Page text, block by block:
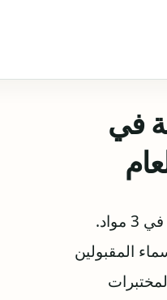
وطالبة في
جامعة صنعاء كلية الطب من 1-20 كشف أسماء المقبولين
شعبة المختبرات